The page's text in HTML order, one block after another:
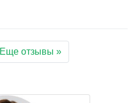
Еще отзывы »